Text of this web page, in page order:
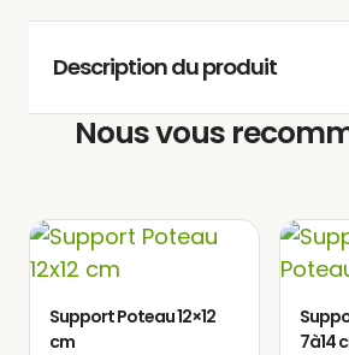
Description du produit
La pergola bois TOULON
distinctive et exclusive à
créant un espace dédié
profiter. Vous pourrez y
repas chaleureux avec la
amis, pleins de joie, ainsi
Nous vous
Support Poteau 12×12
cm
7à14